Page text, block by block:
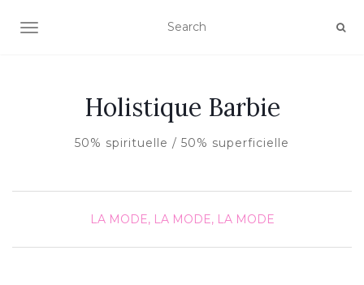
AFFICHER/MASQUER LA NAVIGATION
Holistique Barbie
50% spirituelle / 50% superficielle
LA MODE, LA MODE, LA MODE